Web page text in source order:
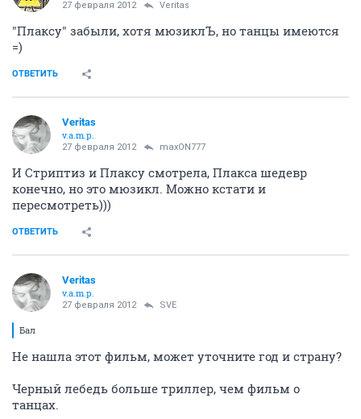
27 февраля 2012 Veritas
"Плаксу" забыли, хотя мюзиклЪ, но танцы имеются
=)
ОТВЕТИТЬ
Veritas
v.a.m.p.
27 февраля 2012 maxON777
И Стриптиз и Плаксу смотрела, Плакса шедевр
конечно, но это мюзикл. Можно кстати и
пересмотреть)))
ОТВЕТИТЬ
Veritas
v.a.m.p.
27 февраля 2012 SVE
Бал
Не нашла этот фильм, может уточните год и страну?
Черный лебедь больше триллер, чем фильм о
танцах.